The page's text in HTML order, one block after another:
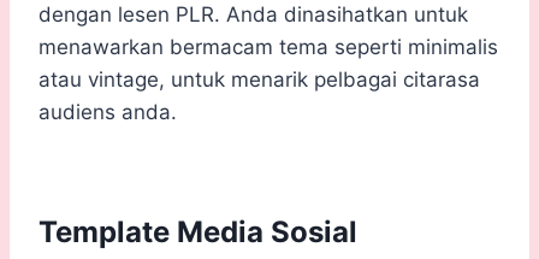
dengan lesen PLR. Anda dinasihatkan untuk
menawarkan bermacam tema seperti minimalis
atau vintage, untuk menarik pelbagai citarasa
audiens anda.
Template Media Sosial